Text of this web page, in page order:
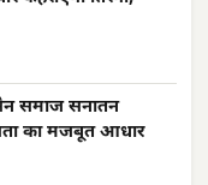
समाज सनातन
का मजबूत आधार